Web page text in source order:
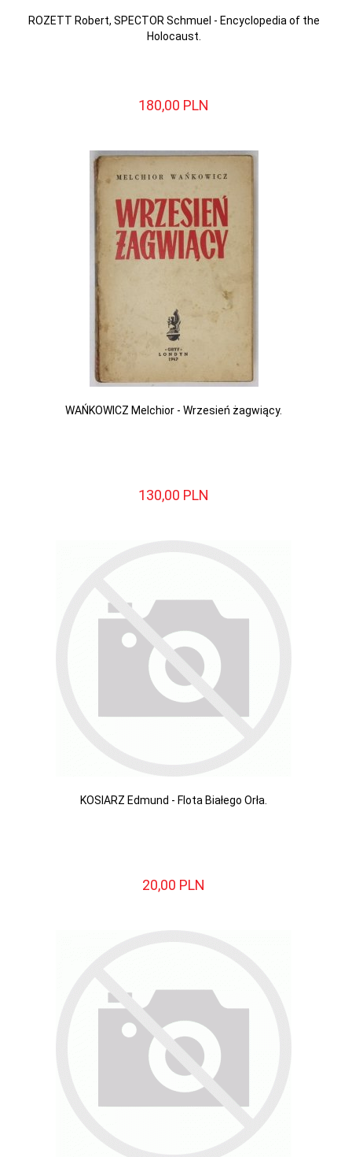
ROZETT Robert, SPECTOR Schmuel - Encyclopedia of the
Holocaust.
180,00 PLN
WAŃKOWICZ Melchior - Wrzesień żagwiący.
130,00 PLN
KOSIARZ Edmund - Flota Białego Orła.
20,00 PLN